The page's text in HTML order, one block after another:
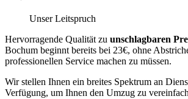
Unser Leitspruch
Hervorragende Qualität zu unschlagbaren
Bochum beginnt bereits bei 23€, ohne
professionellen Service machen zu müssen.
Wir stellen Ihnen ein breites Spektrum an
Verfügung, um Ihnen den Umzug zu